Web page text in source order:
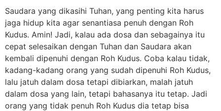
Saudara yang dikasihi Tuhan, yang penting kita harus
jaga hidup kita agar senantiasa penuh dengan Roh
Kudus. Amin! Jadi, kalau ada dosa dan sebagainya itu
cepat selesaikan dengan Tuhan dan Saudara akan
kembali dipenuhi dengan Roh Kudus. Coba kalau tidak,
kadang-kadang orang yang sudah dipenuhi Roh Kudus,
lalu jatuh dalam dosa tetapi dibiarkan, malah jatuh
dalam dosa yang lain, tetapi bahasanya itu tetap. Jadi
orang yang tidak penuh Roh Kudus dia tetap bisa